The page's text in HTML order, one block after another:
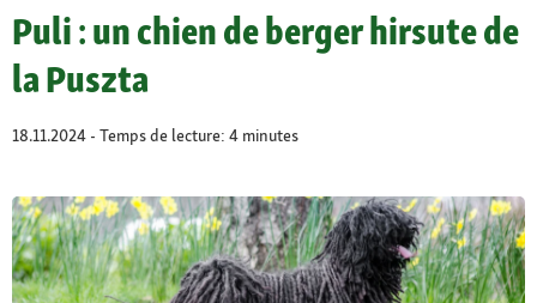
Puli : un chien de berger hirsute de
la Puszta
18.11.2024 - Temps de lecture: 4 minutes